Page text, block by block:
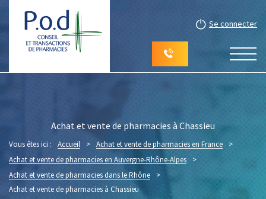
Se connecter
Achat et vente de pharmacies à Chassieu
Vous êtes ici : Accueil > Achat et vente de pharmacies en France
>
Achat et vente de pharmacies en Auvergne-Rhône-Alpes >
Achat et vente de pharmacies dans le Rhône
>
Achat et vente de pharmacies à Chassieu